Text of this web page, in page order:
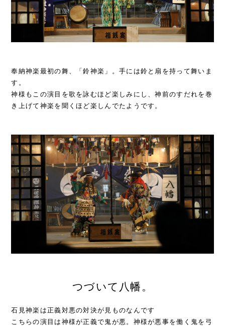
奉納神楽最初の舞、「鈴神楽」。手には鈴と扇を持って舞いま
す。
神様もこの演目を歌を詠むほど楽しみにし、神前のすだれを巻
き上げて神楽を聞くほど楽しんでたようです。
つづいて八幡。
石見神楽は正義対悪の対決が見ものなんです
こちらの演目は神様が正義で鬼が悪。神様が悪事を働く鬼を弓